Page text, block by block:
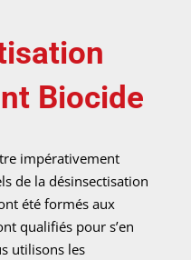
Biocide
impérativement
de la désinsectisation
été formés aux
qualifiés pour s’en
utilisons les